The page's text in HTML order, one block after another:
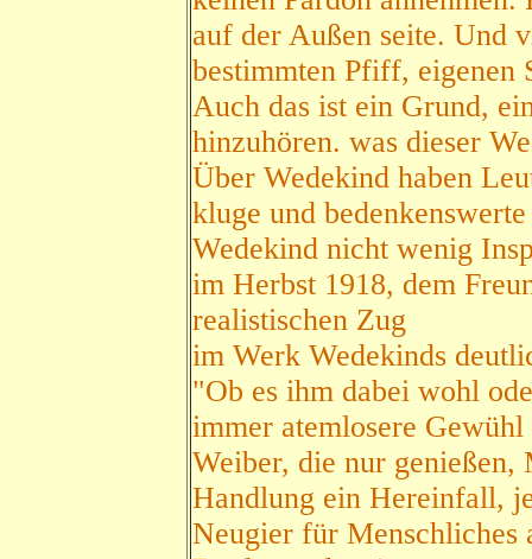
auf der Außen seite. Und
bestimmten Pfiff, eigenen
Auch das ist ein Grund,
hinzuhören. was dieser
Über Wedekind haben
kluge und
Wedekind nicht wenig
im Herbst 1918, dem
realistischen Zug
im Werk Wedekinds
"Ob es ihm dabei wohl
immer atemlosere
Weiber, die nur genießen,
Handlung ein Hereinfall,
Neugier für Menschliches